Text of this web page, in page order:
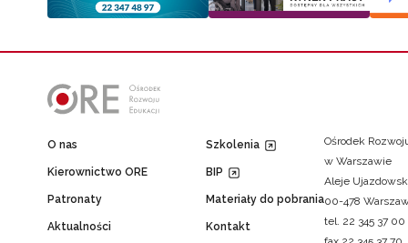
O nas
Kierownictwo ORE
Patronaty
Aktualności
Szkolenia
BIP
Materiały do pobrania
Kontakt
Ośrodek
w Warszawie
Aleje
00-478
tel. 22 345 37 00